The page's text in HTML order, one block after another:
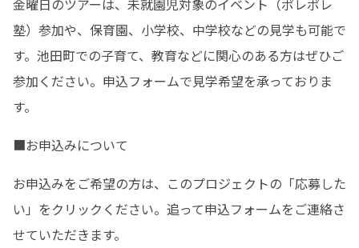
金曜日のツアーは、未就園児対象のイベント（ポレポレ
塾）参加や、保育園、小学校、中学校などの見学も可能で
す。池田町での子育て、教育などに関心のある方はぜひご
参加ください。申込フォームで見学希望を承っておりま
す。
■お申込みについて
お申込みをご希望の方は、このプロジェクトの「応募した
い」をクリックください。追って申込フォームをご連絡さ
せていただきます。